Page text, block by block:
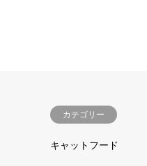
カテゴリー
キャットフード